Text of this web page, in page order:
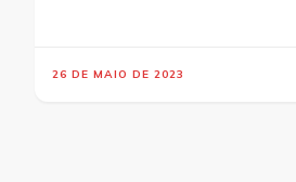
26 DE MAIO DE 2023